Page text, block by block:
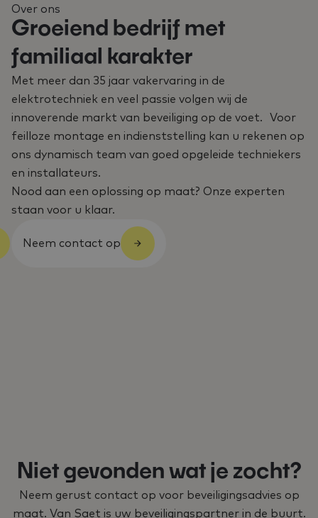
Over ons
Groeiend bedrijf met
familiaal karakter
Met meer dan 35 jaar vakervaring in de
elektrotechniek en veel passie volgen wij de
innoverende markt van beveiliging op de voet. Voor
feilloze montage en indienststelling kan u rekenen op
ons dynamisch team van goed opgeleide techniekers
en installateurs.
Nood aan een oplossing op maat? Onze experten
staan voor u klaar.
Neem contact op
Niet gevonden wat je zocht?
Neem gerust contact op voor beveiligingsadvies op
maat. Van Saet is uw beveiligingspartner in de buurt.